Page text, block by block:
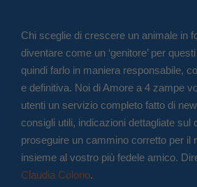
Chi sceglie di crescere un animale in
diventare come un ‘genitore’ per
quindi farlo in maniera responsabile,
e definitiva. Noi di Amore a 4 zampe
utenti un servizio completo fatto di
consigli utili, indicazioni dettagliate sul
proseguire un cammino corretto per il
insieme al vostro più fedele amico.
Claudia Colono.